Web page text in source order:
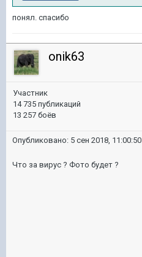
понял. спасибо
onik63
Участник
14 735 публикаций
13 257 боёв
Опубликовано: 5 сен 2018, 11:00:50
Что за вирус ? Фото будет ?